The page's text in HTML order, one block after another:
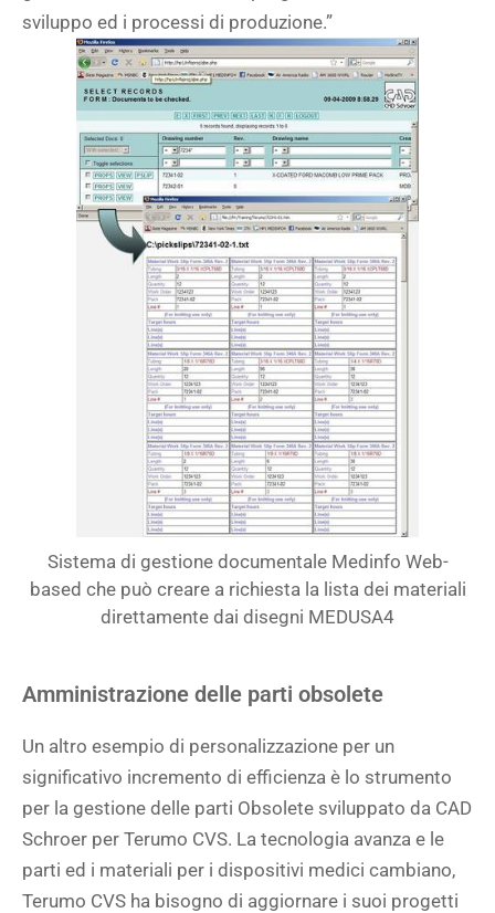
sviluppo ed i processi di produzione.”
Sistema di gestione documentale Medinfo Web-
based che può creare a richiesta la lista dei materiali
direttamente dai disegni MEDUSA4
Amministrazione delle parti obsolete
Un altro esempio di personalizzazione per un
significativo incremento di efficienza è lo strumento
per la gestione delle parti Obsolete sviluppato da CAD
Schroer per Terumo CVS. La tecnologia avanza e le
parti ed i materiali per i dispositivi medici cambiano,
Terumo CVS ha bisogno di aggiornare i suoi progetti